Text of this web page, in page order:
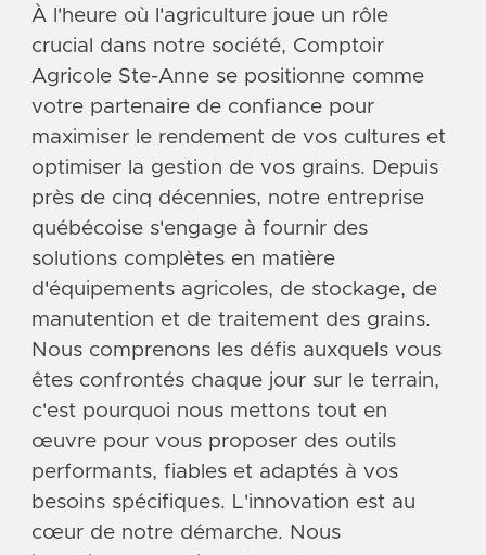
À l'heure où l'agriculture joue un rôle
crucial dans notre société, Comptoir
Agricole Ste-Anne se positionne comme
votre partenaire de confiance pour
maximiser le rendement de vos cultures et
optimiser la gestion de vos grains. Depuis
près de cinq décennies, notre entreprise
québécoise s'engage à fournir des
solutions complètes en matière
d'équipements agricoles, de stockage, de
manutention et de traitement des grains.
Nous comprenons les défis auxquels vous
êtes confrontés chaque jour sur le terrain,
c'est pourquoi nous mettons tout en
œuvre pour vous proposer des outils
performants, fiables et adaptés à vos
besoins spécifiques. L'innovation est au
cœur de notre démarche. Nous